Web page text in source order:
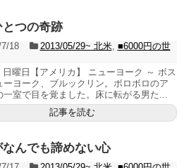
とつの奇跡
18 2013/05/29~ 北米, ■6000円の世
日曜日【アメリカ】 ニューヨーク ～ ボス
ーヨーク、ブルックリン。ボロボロのア
一室で目を覚ました。床に転がる男た...
記事を読む
んでも諦めない心